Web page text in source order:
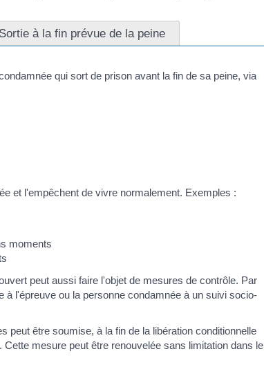
Sortie à la fin prévue de la peine
qui sort de prison avant la fin de sa peine, via
et l'empêchent de vivre normalement. Exemples :
moments
peut aussi faire l'objet de mesures de contrôle. Par
l'épreuve ou la personne condamnée à un suivi socio-
peut être soumise, à la fin de la libération conditionnelle
. Cette mesure peut être renouvelée sans limitation dans le